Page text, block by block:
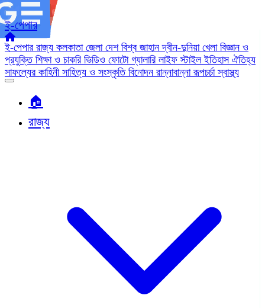
ই-পেপার
ই-পেপার রাজ্য কলকাতা জেলা দেশ বিশ্ব জাহানদ্বীন-দুনিয়া খেলা বিজ্ঞান ও
প্রযুক্তি শিক্ষা ও চাকরি ভিডিও ফোটো গ্যালারি লাইফ স্টাইলইতিহাস ঐতিহ্য
সাফল্যের কাহিনী সাহিত্য ও সংস্কৃতি বিনোদন রান্নাবান্নারূপচর্চাস্বাস্থ্য
🏠︎
রাজ্য